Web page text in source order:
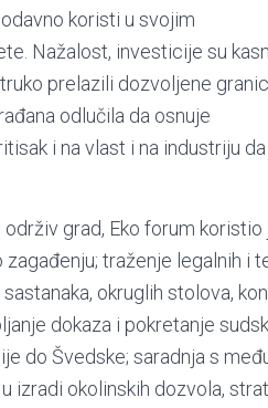
koristi u svojim
Nažalost, investicije su
prelazili dozvoljene
odlučila da osnuje
i na vlast i na industriju
grad, Eko forum
traženje legalnih i
okruglih stolova,
dokaza i pokretanje
do Švedske; saradnja s
izradi okolinskih dozvola,